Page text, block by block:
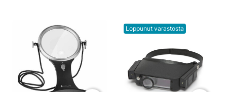
Loppunut varastosta